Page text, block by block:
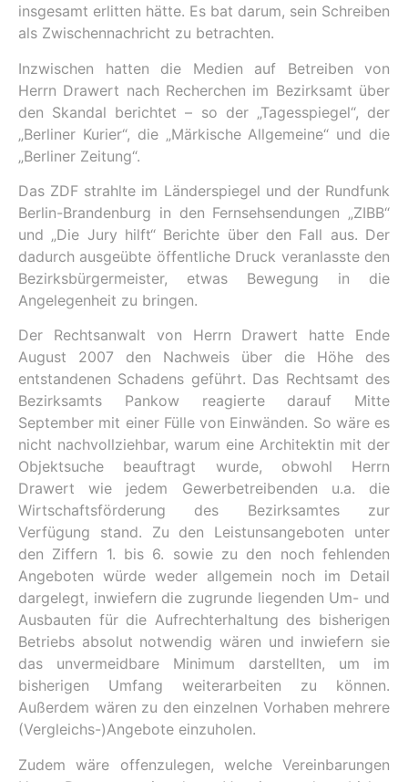
insgesamt erlitten hätte. Es bat darum, sein Schreiben
als Zwischennachricht zu betrachten.
Inzwischen hatten die Medien auf Betreiben von
Herrn Drawert nach Recherchen im Bezirksamt über
den Skandal berichtet – so der „Tagesspiegel“, der
„Berliner Kurier“, die „Märkische Allgemeine“ und die
„Berliner Zeitung“.
Das ZDF strahlte im Länderspiegel und der Rundfunk
Berlin-Brandenburg in den Fernsehsendungen „ZIBB“
und „Die Jury hilft“ Berichte über den Fall aus. Der
dadurch ausgeübte öffentliche Druck veranlasste den
Bezirksbürgermeister, etwas Bewegung in die
Angelegenheit zu bringen.
Der Rechtsanwalt von Herrn Drawert hatte Ende
August 2007 den Nachweis über die Höhe des
entstandenen Schadens geführt. Das Rechtsamt des
Bezirksamts Pankow reagierte darauf Mitte
September mit einer Fülle von Einwänden. So wäre es
nicht nachvollziehbar, warum eine Architektin mit der
Objektsuche beauftragt wurde, obwohl Herrn
Drawert wie jedem Gewerbetreibenden u.a. die
Wirtschaftsförderung des Bezirksamtes zur
Verfügung stand. Zu den Leistunsangeboten unter
den Ziffern 1. bis 6. sowie zu den noch fehlenden
Angeboten würde weder allgemein noch im Detail
dargelegt, inwiefern die zugrunde liegenden Um- und
Ausbauten für die Aufrechterhaltung des bisherigen
Betriebs absolut notwendig wären und inwiefern sie
das unvermeidbare Minimum darstellten, um im
bisherigen Umfang weiterarbeiten zu können.
Außerdem wären zu den einzelnen Vorhaben mehrere
(Vergleichs-)Angebote einzuholen.
Zudem wäre offenzulegen, welche Vereinbarungen